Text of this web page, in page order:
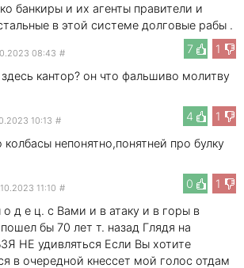
банкиры и их агенты правители и
в этой системе долговые рабы .
7
1
08:43 #
кантор? он что фальшиво молитву
4
1
10:13 #
непонятно,понятней про булку
0
1
11:10 #
д е ц. с Вами и в атаку и в горы в
бы 70 лет т. назад Глядя на
НЕ удивляться Если Вы хотите
в очередной кнессет мой голос отдам